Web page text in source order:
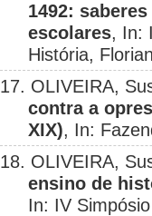
1492:
escolares, In:
História,
17. OLIVEIRA,
contra a
XIX), In:
18. OLIVEIRA,
ensino de
In: IV